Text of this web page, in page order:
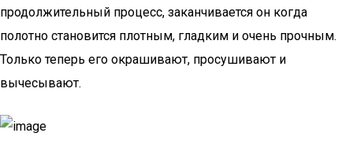
продолжительный процесс, заканчивается он когда
полотно становится плотным, гладким и очень прочным.
Только теперь его окрашивают, просушивают и
вычесывают.